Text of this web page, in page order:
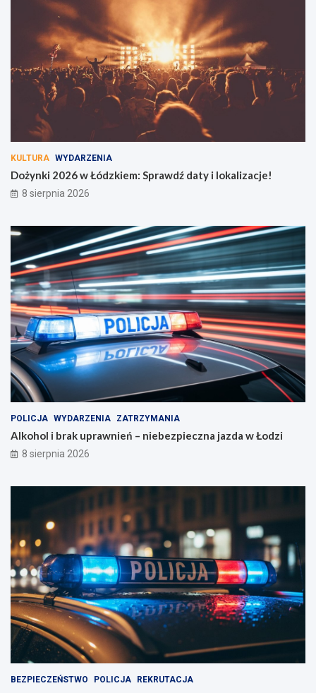
KULTURA WYDARZENIA
Dożynki 2026 w Łódzkiem: Sprawdź daty i lokalizacje!
8 sierpnia 2026
POLICJA WYDARZENIA ZATRZYMANIA
Alkohol i brak uprawnień – niebezpieczna jazda w Łodzi
8 sierpnia 2026
BEZPIECZEŃSTWO POLICJA REKRUTACJA